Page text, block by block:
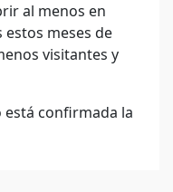
al menos en
meses de
visitantes y
confirmada la